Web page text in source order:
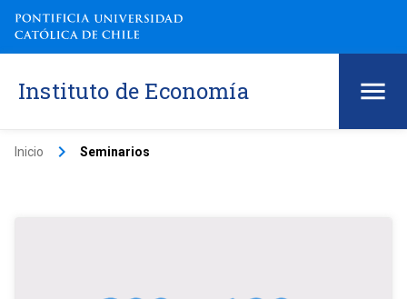
Instituto de Economía
Inicio keyboard_arrow_right Seminarios